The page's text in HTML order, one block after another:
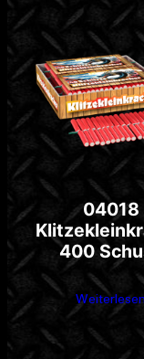
04018
400